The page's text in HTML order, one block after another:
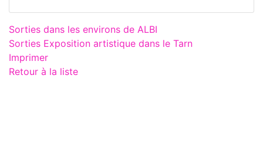
Sorties dans les environs de ALBI
Sorties Exposition artistique dans le Tarn
Imprimer
Retour à la liste